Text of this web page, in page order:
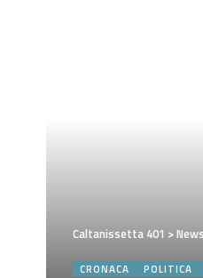
Caltanissetta 401 >News
CRONACA POLITICA